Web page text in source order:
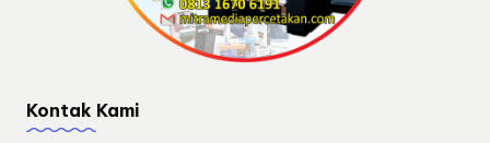
Kontak Kami